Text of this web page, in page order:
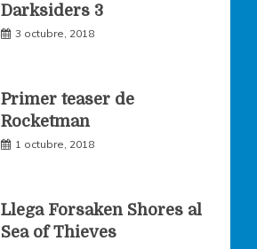
m
Darksiders 3
3 octubre, 2018
Primer teaser de
Rocketman
1 octubre, 2018
Llega Forsaken Shores al
Sea of Thieves